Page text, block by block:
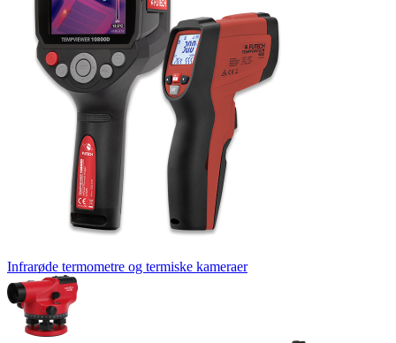
Infrarøde termometre og termiske kameraer